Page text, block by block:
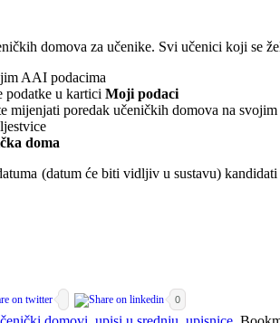
domova za učenike. Svi učenici koji se
AAI podacima
podatke u kartici Moji podaci
mijenjati poredak učeničkih domova na
doma
(datum će biti vidljiv u sustavu)
0